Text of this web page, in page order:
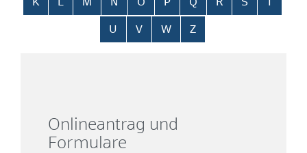
K L M N O P Q R S T
U V W Z
Onlineantrag und
Formulare